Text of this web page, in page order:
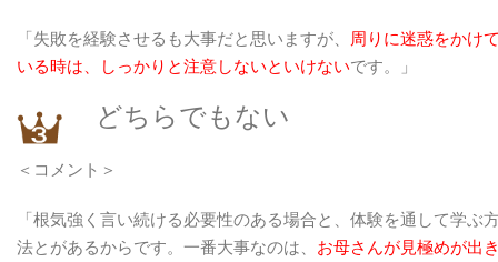
「失敗を経験させるも大事だと思いますが、 周りに迷惑をかけ
いる時は、しっかりと注意しないといけないです。」
どちらでもない
＜コメント＞
「根気強く言い続ける必要性のある場合と、体験を通して学ぶ
法とがあるからです。一番大事なのは、 お母さんが見極めが出